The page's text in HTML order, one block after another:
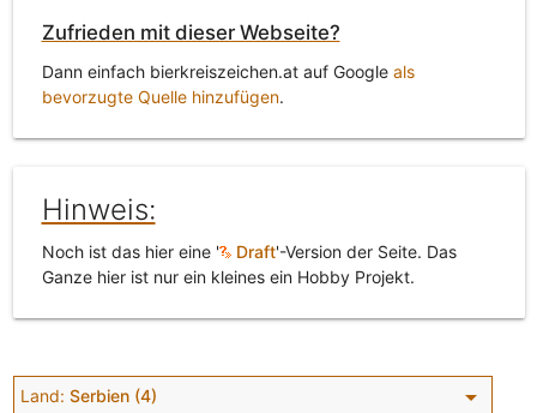
Zufrieden mit dieser Webseite?
Dann einfach bierkreiszeichen.at auf Google als
bevorzugte Quelle hinzufügen.
Hinweis:
Noch ist das hier eine ' Draft'-Version der Seite. Das
Ganze hier ist nur ein kleines ein Hobby Projekt.
Land: Serbien (4) arrow_drop_down